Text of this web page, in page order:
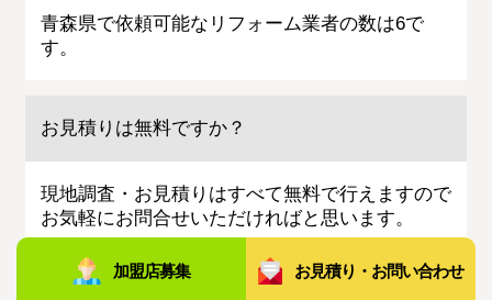
青森県で依頼可能なリフォーム業者の数は6で
す。
お見積りは無料ですか？
現地調査・お見積りはすべて無料で行えますので
お気軽にお問合せいただければと思います。
加盟店募集 お見積り・お問い合わせ